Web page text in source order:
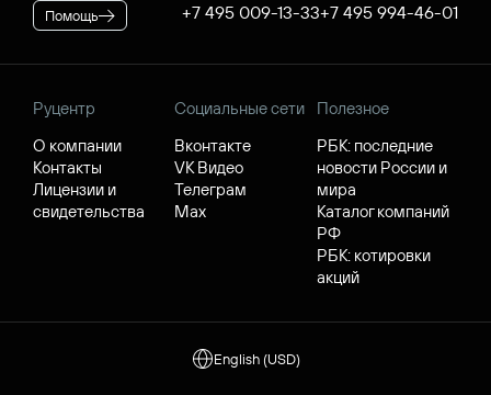
Помощь +7 495 009-13-33+7 495 994-46-01
Руцентр
О компании
Контакты
Лицензии и
свидетельства
Социальные сети
Вконтакте
VK Видео
Телеграм
Max
Полезное
РБК: последние
новости России и
мира
Каталог компаний
РФ
РБК: котировки
акций
English (USD)